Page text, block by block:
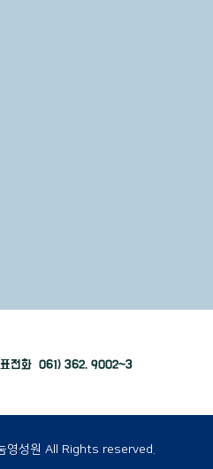
전화 061) 362. 9002~3
영성원 All Rights reserved.